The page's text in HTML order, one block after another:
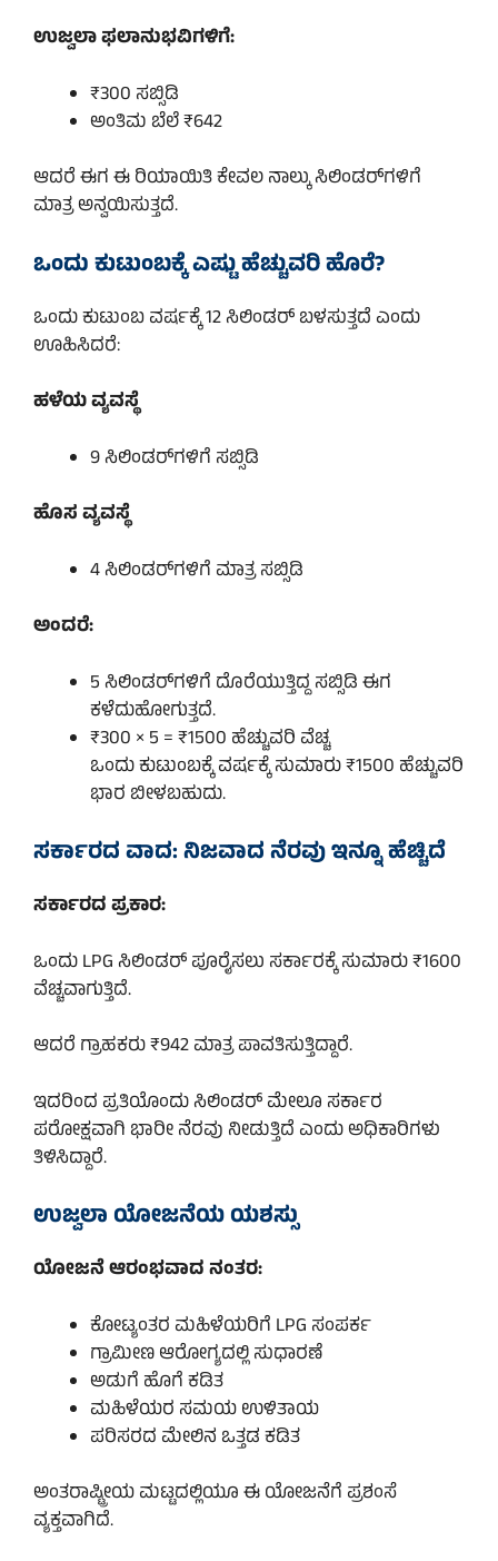
ಉಜ್ವಲಾ ಫಲಾನುಭವಿಗಳಿಗೆ:
₹300 ಸಬ್ಸಿಡಿ
ಅಂತಿಮ ಬೆಲೆ ₹642
ಆದರೆ ಈಗ ಈ ರಿಯಾಯಿತಿ ಕೇವಲ ನಾಲ್ಕು ಸಿಲಿಂಡರ್‌ಗಳಿಗೆ
ಮಾತ್ರ ಅನ್ವಯಿಸುತ್ತದೆ.
ಒಂದು ಕುಟುಂಬಕ್ಕೆ ಎಷ್ಟು ಹೆಚ್ಚುವರಿ ಹೊರೆ?
ಒಂದು ಕುಟುಂಬ ವರ್ಷಕ್ಕೆ 12 ಸಿಲಿಂಡರ್ ಬಳಸುತ್ತದೆ ಎಂದು
ಊಹಿಸಿದರೆ:
ಹಳೆಯ ವ್ಯವಸ್ಥೆ
9 ಸಿಲಿಂಡರ್‌ಗಳಿಗೆ ಸಬ್ಸಿಡಿ
ಹೊಸ ವ್ಯವಸ್ಥೆ
4 ಸಿಲಿಂಡರ್‌ಗಳಿಗೆ ಮಾತ್ರ ಸಬ್ಸಿಡಿ
ಅಂದರೆ:
5 ಸಿಲಿಂಡರ್‌ಗಳಿಗೆ ದೊರೆಯುತ್ತಿದ್ದ ಸಬ್ಸಿಡಿ ಈಗ
ಕಳೆದುಹೋಗುತ್ತದೆ.
₹300 × 5 = ₹1500 ಹೆಚ್ಚುವರಿ ವೆಚ್ಚ
ಒಂದು ಕುಟುಂಬಕ್ಕೆ ವರ್ಷಕ್ಕೆ ಸುಮಾರು ₹1500 ಹೆಚ್ಚುವರಿ
ಭಾರ ಬೀಳಬಹುದು.
ಸರ್ಕಾರದ ವಾದ: ನಿಜವಾದ ನೆರವು ಇನ್ನೂ ಹೆಚ್ಚಿದೆ
ಸರ್ಕಾರದ ಪ್ರಕಾರ:
ಒಂದು LPG ಸಿಲಿಂಡರ್ ಪೂರೈಸಲು ಸರ್ಕಾರಕ್ಕೆ ಸುಮಾರು ₹1600
ವೆಚ್ಚವಾಗುತ್ತಿದೆ.
ಆದರೆ ಗ್ರಾಹಕರು ₹942 ಮಾತ್ರ ಪಾವತಿಸುತ್ತಿದ್ದಾರೆ.
ಇದರಿಂದ ಪ್ರತಿಯೊಂದು ಸಿಲಿಂಡರ್ ಮೇಲೂ ಸರ್ಕಾರ
ಪರೋಕ್ಷವಾಗಿ ಭಾರೀ ನೆರವು ನೀಡುತ್ತಿದೆ ಎಂದು ಅಧಿಕಾರಿಗಳು
ತಿಳಿಸಿದ್ದಾರೆ.
ಉಜ್ವಲಾ ಯೋಜನೆಯ ಯಶಸ್ಸು
ಯೋಜನೆ ಆರಂಭವಾದ ನಂತರ:
ಕೋಟ್ಯಂತರ ಮಹಿಳೆಯರಿಗೆ LPG ಸಂಪರ್ಕ
ಗ್ರಾಮೀಣ ಆರೋಗ್ಯದಲ್ಲಿ ಸುಧಾರಣೆ
ಅಡುಗೆ ಹೊಗೆ ಕಡಿತ
ಮಹಿಳೆಯರ ಸಮಯ ಉಳಿತಾಯ
ಪರಿಸರದ ಮೇಲಿನ ಒತ್ತಡ ಕಡಿತ
ಅಂತರಾಷ್ಟ್ರೀಯ ಮಟ್ಟದಲ್ಲಿಯೂ ಈ ಯೋಜನೆಗೆ ಪ್ರಶಂಸೆ
ವ್ಯಕ್ತವಾಗಿದೆ.